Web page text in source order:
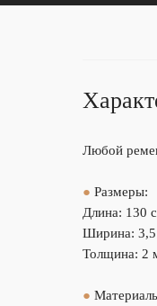
Любой
● Размеры:
Длина: 130
Ширина: 3,5
Толщина: 2
●